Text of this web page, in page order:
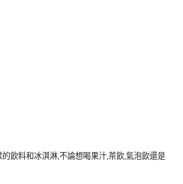
飲料和冰淇淋,不論想喝果汁,茶飲,氣泡飲還是